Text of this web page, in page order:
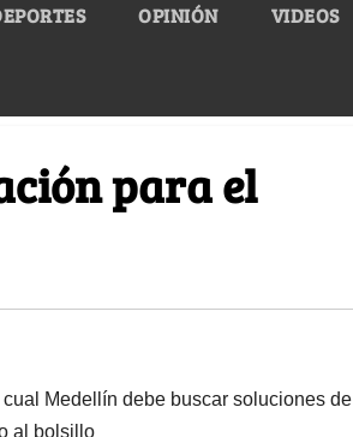
OPINIÓN VIDEOS
para el
Medellín debe buscar soluciones de
al bolsillo